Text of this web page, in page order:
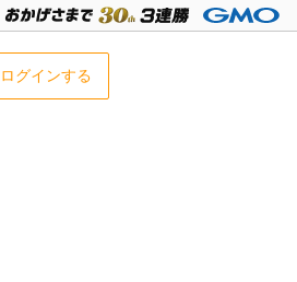
ログインする